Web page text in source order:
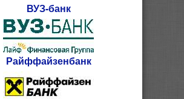
ВУЗ-банк
Райффайзенбанк